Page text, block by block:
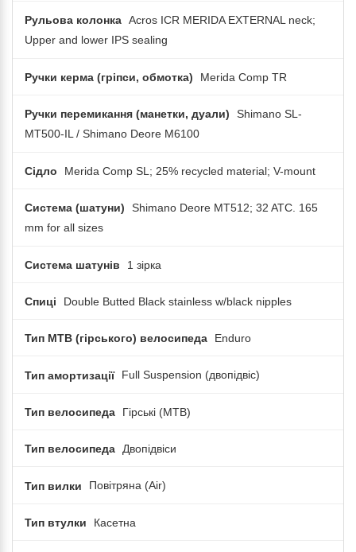
Рульова колонка Acros ICR MERIDA EXTERNAL neck;
Upper and lower IPS sealing
Ручки керма (гріпси, обмотка) Merida Comp TR
Ручки перемикання (манетки, дуали)
Shimano SL-
MT500-IL / Shimano Deore M6100
Сідло Merida Comp SL; 25% recycled material; V-mount
Система (шатуни)
Shimano Deore MT512; 32 ATC. 165
mm for all sizes
Система шатунів 1 зірка
Спиці Double Butted Black stainless w/black nipples
Тип MTB (гірського) велосипеда Enduro
Тип амортизації Full Suspension (двопідвіс)
Тип велосипеда Гірські (MTB)
Тип велосипеда Двопідвіси
Тип вилки Повітряна (Air)
Тип втулки Касетна